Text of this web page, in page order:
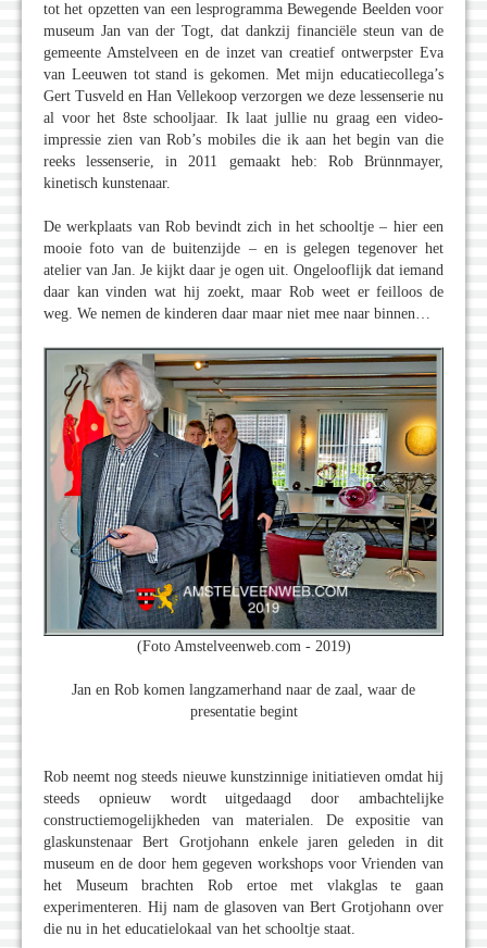
tot het opzetten van een lesprogramma Bewegende Beelden voor
museum Jan van der Togt, dat dankzij financiële steun van de
gemeente Amstelveen en de inzet van creatief ontwerpster Eva
van Leeuwen tot stand is gekomen. Met mijn educatiecollega’s
Gert Tusveld en Han Vellekoop verzorgen we deze lessenserie nu
al voor het 8ste schooljaar. Ik laat jullie nu graag een video-
impressie zien van Rob’s mobiles die ik aan het begin van die
reeks lessenserie, in 2011 gemaakt heb: Rob Brünnmayer,
kinetisch kunstenaar.
De werkplaats van Rob bevindt zich in het schooltje – hier een
mooie foto van de buitenzijde – en is gelegen tegenover het
atelier van Jan. Je kijkt daar je ogen uit. Ongelooflijk dat iemand
daar kan vinden wat hij zoekt, maar Rob weet er feilloos de
weg. We nemen de kinderen daar maar niet mee naar binnen…
(Foto Amstelveenweb.com - 2019)
Jan en Rob komen langzamerhand naar de zaal, waar de
presentatie begint
Rob neemt nog steeds nieuwe kunstzinnige initiatieven omdat hij
steeds opnieuw wordt uitgedaagd door ambachtelijke
constructiemogelijkheden van materialen. De expositie van
glaskunstenaar Bert Grotjohann enkele jaren geleden in dit
museum en de door hem gegeven workshops voor Vrienden van
het Museum brachten Rob ertoe met vlakglas te gaan
experimenteren. Hij nam de glasoven van Bert Grotjohann over
die nu in het educatielokaal van het schooltje staat.